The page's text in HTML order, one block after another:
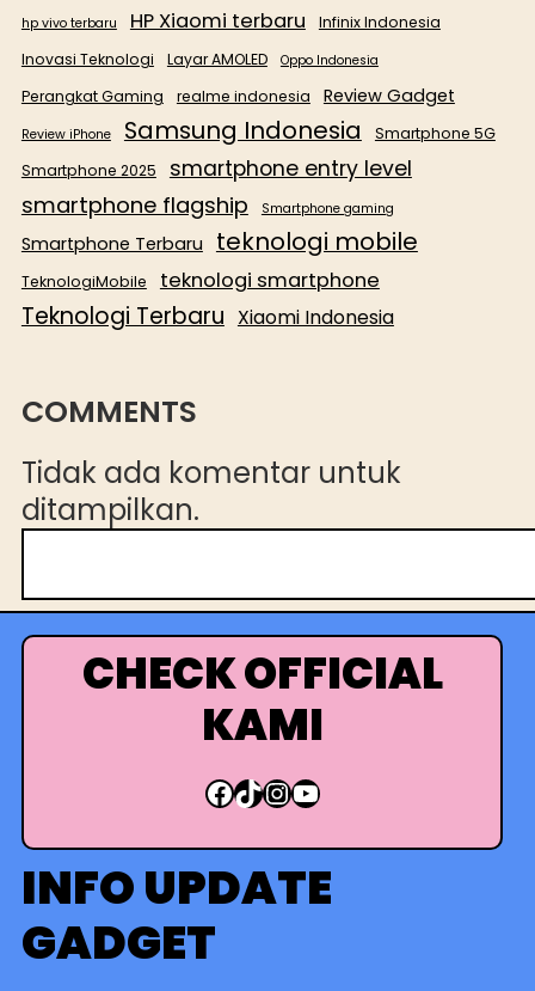
hp vivo terbaru HP Xiaomi terbaru
Infinix Indonesia
Inovasi Teknologi
Layar AMOLED Oppo Indonesia
Perangkat Gaming realme indonesia Review Gadget
Review iPhone Samsung Indonesia
Smartphone 5G
Smartphone 2025
smartphone entry level
smartphone flagship Smartphone gaming
Smartphone Terbaru teknologi mobile
TeknologiMobile teknologi smartphone
Teknologi Terbaru Xiaomi Indonesia
COMMENTS
Tidak ada komentar untuk
ditampilkan.
r
i
CHECK OFFICIAL
KAMI
Facebook TikTok InstagramYouTube
INFO UPDATE
GADGET